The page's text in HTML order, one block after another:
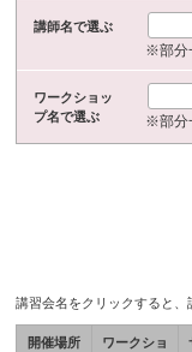
講師名で選ぶ
※部分
ワークショッ
プ名で選ぶ
※部分
講習会名をクリックすると、
開催場所
ワークショ